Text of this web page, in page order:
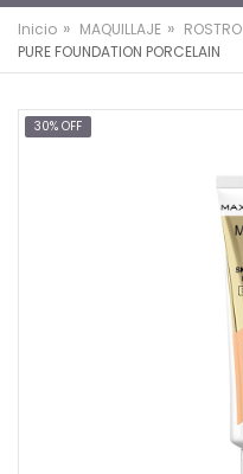
Inicio » MAQUILLAJE » ROSTRO
PURE FOUNDATION PORCELAIN
30% OFF